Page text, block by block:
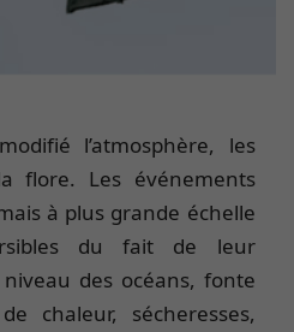
l’atmosphère, les
flore. Les événements
à plus grande échelle
du fait de leur
des océans, fonte
chaleur, sécheresses,